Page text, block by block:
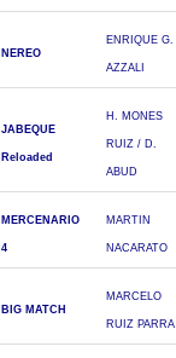
NEREO
ENRIQUE G.
AZZALI
JABEQUE
Reloaded
H. MONES
RUIZ / D.
ABUD
MERCENARIO
4
MARTIN
NACARATO
BIG MATCH
MARCELO
RUIZ PARRA